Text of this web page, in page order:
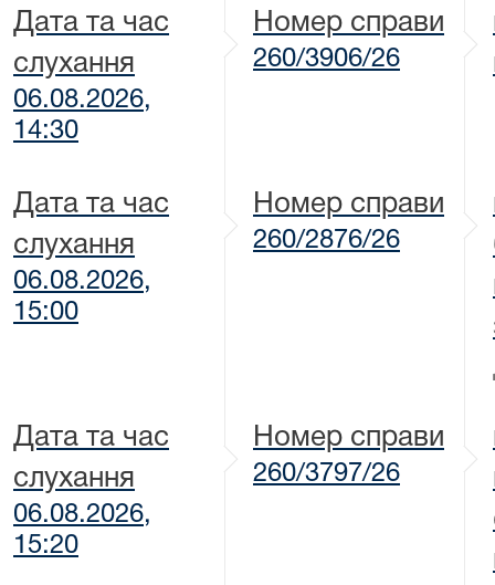
Дата та час
слухання
06.08.2026,
14:30
Номер справи
260/3906/26
Дата та час
слухання
06.08.2026,
15:00
Номер справи
260/2876/26
Дата та час
слухання
06.08.2026,
15:20
Номер справи
260/3797/26